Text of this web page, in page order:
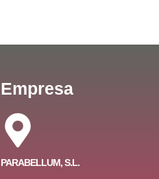
Empresa
PARABELLUM, S.L.